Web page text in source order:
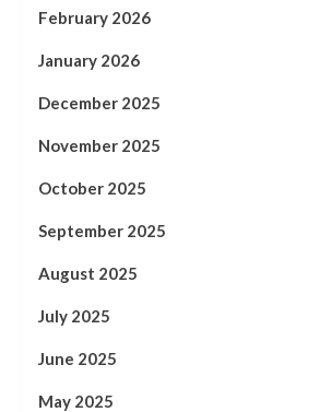
February 2026
January 2026
December 2025
November 2025
October 2025
September 2025
August 2025
July 2025
June 2025
May 2025